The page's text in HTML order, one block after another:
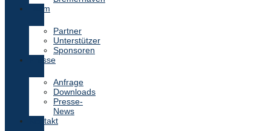
Team
Partner
Unterstützer
Sponsoren
Presse
Anfrage
Downloads
Presse-
News
Kontakt